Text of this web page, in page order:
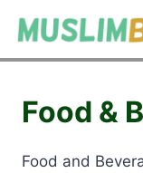
Food &
Food and